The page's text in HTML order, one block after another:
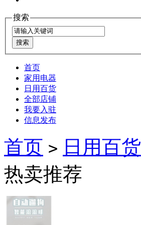
搜索
首页
家用电器
日用百货
全部店铺
我要入驻
信息发布
首页 > 日用百货
热卖推荐